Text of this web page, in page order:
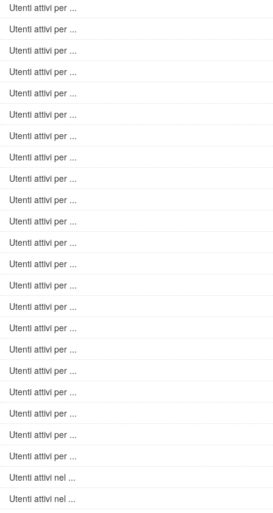
Utenti attivi per ...
Utenti attivi per ...
Utenti attivi per ...
Utenti attivi per ...
Utenti attivi per ...
Utenti attivi per ...
Utenti attivi per ...
Utenti attivi per ...
Utenti attivi per ...
Utenti attivi per ...
Utenti attivi per ...
Utenti attivi per ...
Utenti attivi per ...
Utenti attivi per ...
Utenti attivi per ...
Utenti attivi per ...
Utenti attivi per ...
Utenti attivi per ...
Utenti attivi per ...
Utenti attivi per ...
Utenti attivi per ...
Utenti attivi per ...
Utenti attivi nel ...
Utenti attivi nel ...